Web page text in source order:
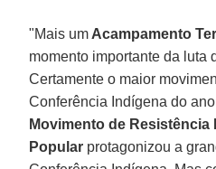
"Mais um Acampamento
momento importante da luta
Certamente o maior
Conferência Indígena do
Movimento de Resistência
Popular protagonizou a